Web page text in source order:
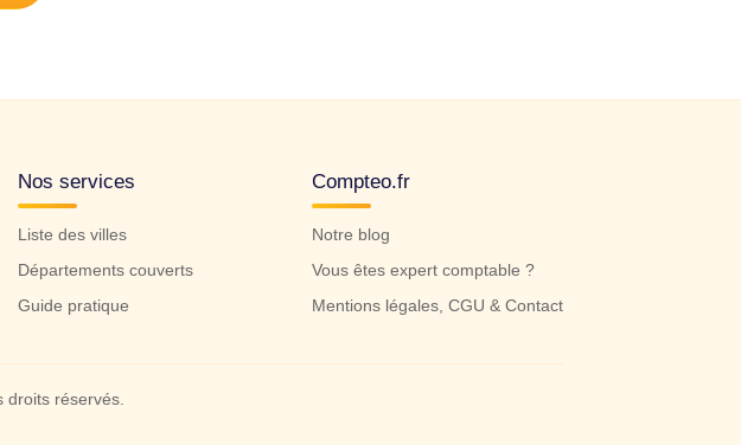
Nos services
Liste des villes
Départements couverts
Guide pratique
Compteo.fr
Notre blog
Vous êtes expert comptable ?
Mentions légales, CGU & Contact
réservés.